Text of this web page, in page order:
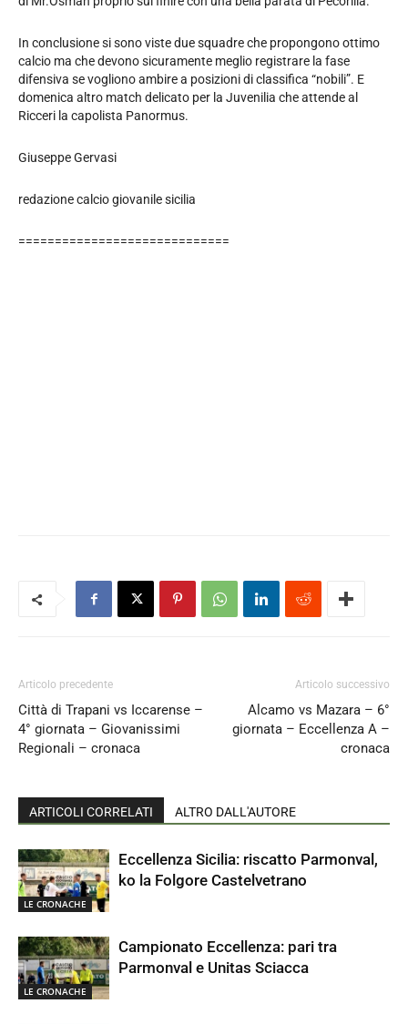
In conclusione si sono viste due squadre che propongono ottimo
calcio ma che devono sicuramente meglio registrare la fase
difensiva se vogliono ambire a posizioni di classifica “nobili”. E
domenica altro match delicato per la Juvenilia che attende al
Ricceri la capolista Panormus.
Giuseppe Gervasi
redazione calcio giovanile sicilia
=============================
Articolo precedente
Città di Trapani vs Iccarense –
4° giornata – Giovanissimi
Regionali – cronaca
Articolo successivo
Alcamo vs Mazara – 6°
giornata – Eccellenza A –
cronaca
ARTICOLI CORRELATI ALTRO DALL'AUTORE
LE CRONACHE
Eccellenza Sicilia: riscatto Parmonval,
ko la Folgore Castelvetrano
LE CRONACHE
Campionato Eccellenza: pari tra
Parmonval e Unitas Sciacca